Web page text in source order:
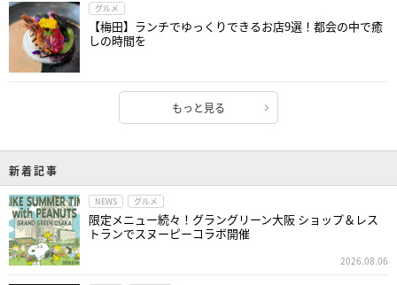
グルメ
【梅田】ランチでゆっくりできるお店9選！都会の中で癒
しの時間を
もっと見る
新着記事
NEWS グルメ
限定メニュー続々！グラングリーン大阪 ショップ＆レス
トランでスヌーピーコラボ開催
2026.08.06